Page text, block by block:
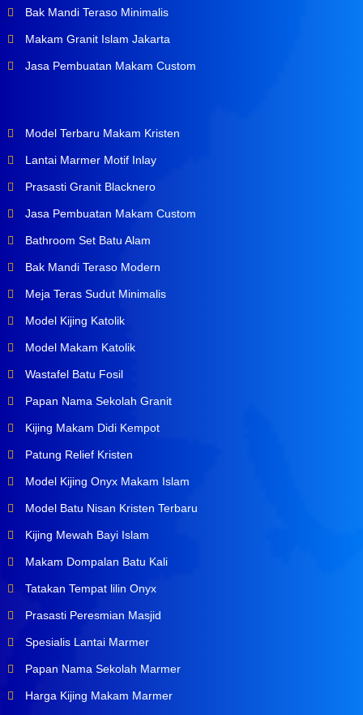
Bak Mandi Teraso Minimalis
Makam Granit Islam Jakarta
Jasa Pembuatan Makam Custom
Model Terbaru Makam Kristen
Lantai Marmer Motif Inlay
Prasasti Granit Blacknero
Jasa Pembuatan Makam Custom
Bathroom Set Batu Alam
Bak Mandi Teraso Modern
Meja Teras Sudut Minimalis
Model Kijing Katolik
Model Makam Katolik
Wastafel Batu Fosil
Papan Nama Sekolah Granit
Kijing Makam Didi Kempot
Patung Relief Kristen
Model Kijing Onyx Makam Islam
Model Batu Nisan Kristen Terbaru
Kijing Mewah Bayi Islam
Makam Dompalan Batu Kali
Tatakan Tempat lilin Onyx
Prasasti Peresmian Masjid
Spesialis Lantai Marmer
Papan Nama Sekolah Marmer
Harga Kijing Makam Marmer